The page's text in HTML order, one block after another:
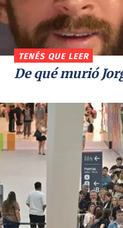
TENÉS QUE LEER
De qué murió